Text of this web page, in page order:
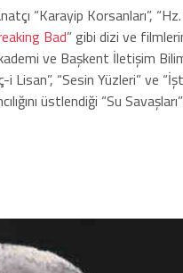
“Karayip Korsanları”,
Bad” gibi dizi ve
ve Başkent İletişim
Lisan”, “Sesin Yüzleri” ve
üstlendiği “Su